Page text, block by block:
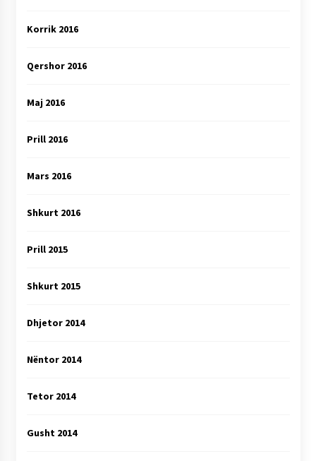
Korrik 2016
Qershor 2016
Maj 2016
Prill 2016
Mars 2016
Shkurt 2016
Prill 2015
Shkurt 2015
Dhjetor 2014
Nëntor 2014
Tetor 2014
Gusht 2014